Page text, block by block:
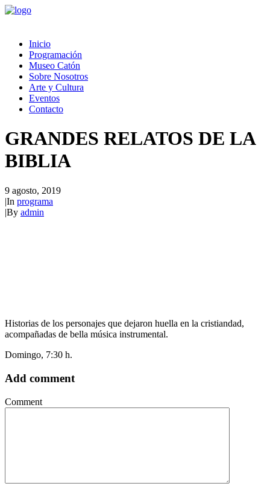
Inicio
Programación
Museo Catón
Sobre Nosotros
Arte y Cultura
Eventos
Contacto
GRANDES RELATOS DE LA
BIBLIA
9 agosto, 2019
|In programa
|By admin
Historias de los personajes que dejaron huella en la cristiandad,
acompañadas de bella música instrumental.
Domingo, 7:30 h.
Add comment
Comment